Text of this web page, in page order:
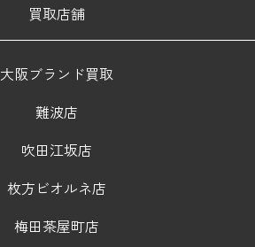
買取店舗
大阪ブランド買取
難波店
吹田江坂店
枚方ビオルネ店
梅田茶屋町店